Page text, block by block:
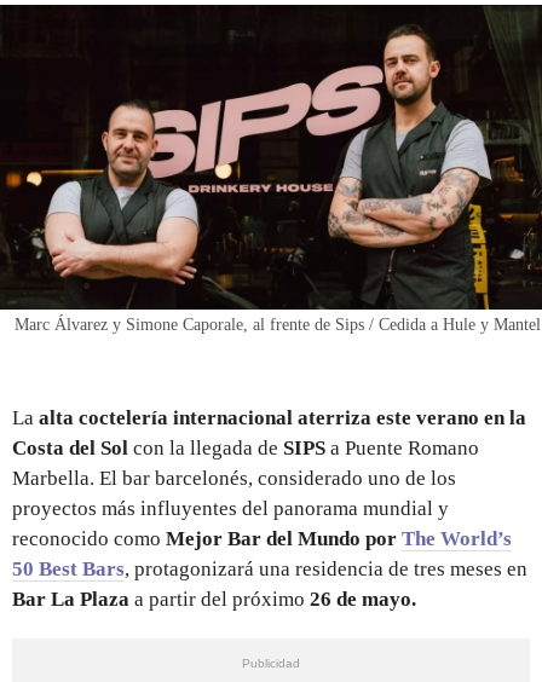
REGISTRO
INICIAR SESIÓN
Marc Álvarez y Simone Caporale, al frente de Sips / Cedida a Hule y Mantel
La alta coctelería internacional aterriza este verano en la
Costa del Sol con la llegada de SIPS a Puente Romano
Marbella. El bar barcelonés, considerado uno de los
proyectos más influyentes del panorama mundial y
reconocido como Mejor Bar del Mundo por The World’s
50 Best Bars, protagonizará una residencia de tres meses en
Bar La Plaza a partir del próximo 26 de mayo.